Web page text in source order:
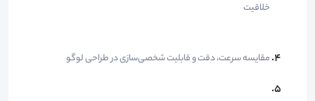
خلاقیت
مقایسه سرعت، دقت و قابلیت شخصی‌سازی در طراحی لوگو